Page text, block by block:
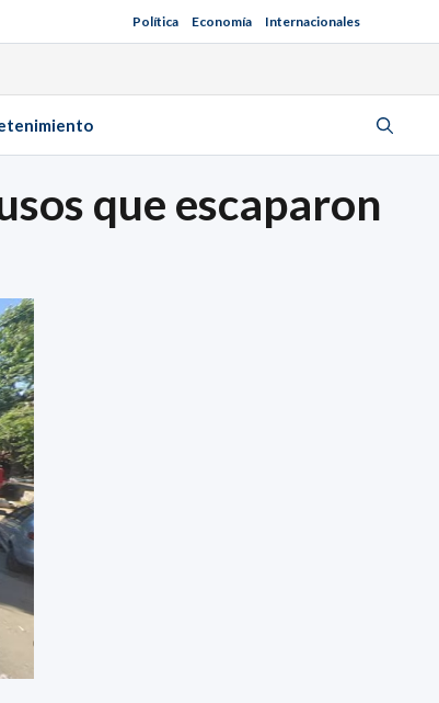
Política Economía Internacionales
que escaparon